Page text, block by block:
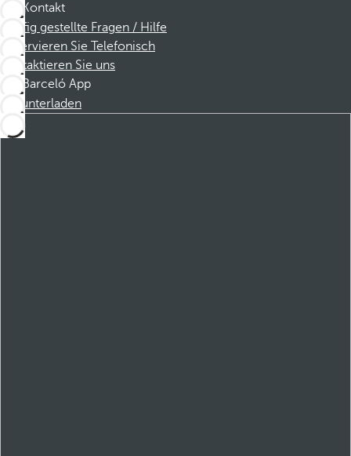
Kontakt
Häufig gestellte Fragen / Hilfe
Reservieren Sie Telefonisch
Kontaktieren Sie uns
Barceló App
Herunterladen